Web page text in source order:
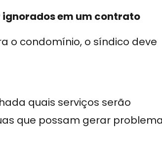
ignorados em um contrato
o condomínio, o síndico deve
quais serviços serão
que possam gerar